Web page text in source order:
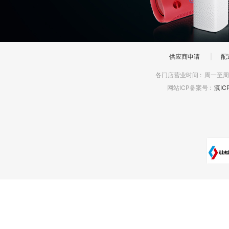
供应商申请 配
各门店营业时间 : 周一至
网站ICP备案号 : 滇